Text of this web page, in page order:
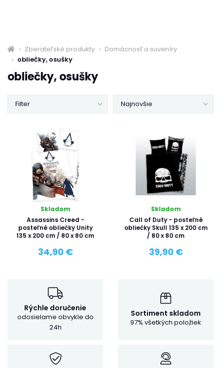
Zberateľské produkty
Domácnosť a suveníry
obliečky, osušky
obliečky, osušky
Najnovšie
Filter
Skladom
Assassins Creed -
posteľné obliečky Unity
135 x 200 cm / 80 x 80 cm
34,90 €
Skladom
Call of Duty - posteľné
obliečky Skull 135 x 200 cm
/ 80 x 80 cm
39,90 €
Rýchle doručenie
odosielame obvykle do
24h
Sortiment skladom
97% všetkých položiek